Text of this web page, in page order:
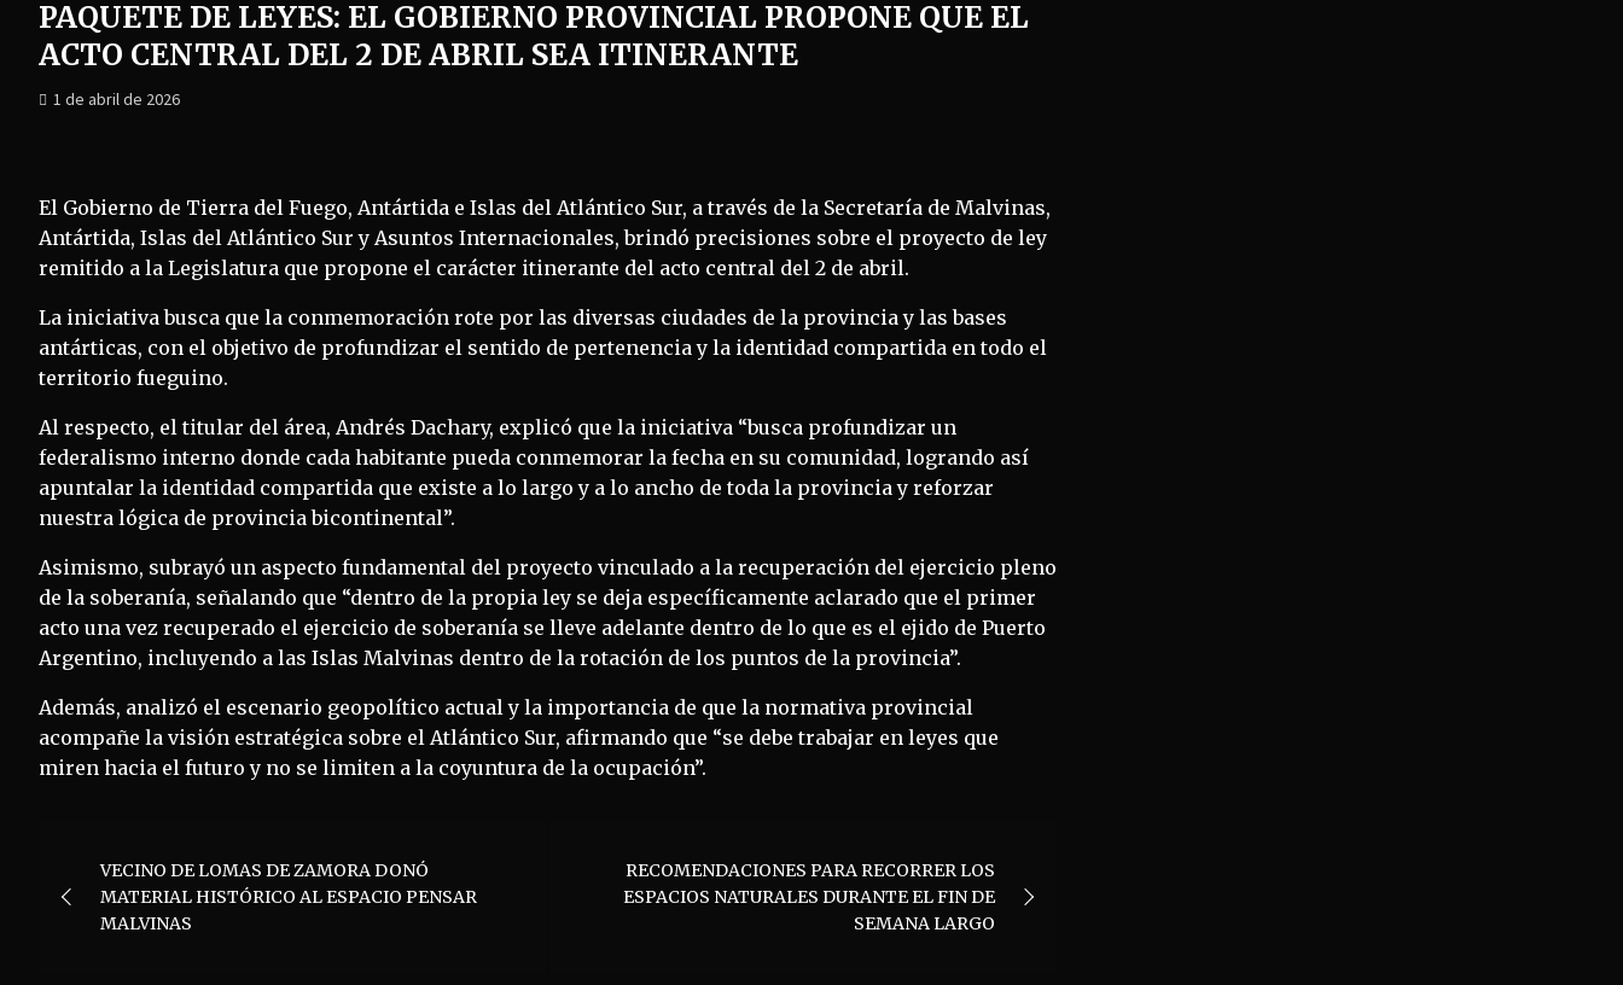
PAQUETE DE LEYES: EL GOBIERNO PROVINCIAL PROPONE QUE EL
ACTO CENTRAL DEL 2 DE ABRIL SEA ITINERANTE
1 de abril de 2026
El Gobierno de Tierra del Fuego, Antártida e Islas del Atlántico Sur, a través de la Secretaría de Malvinas,
Antártida, Islas del Atlántico Sur y Asuntos Internacionales, brindó precisiones sobre el proyecto de ley
remitido a la Legislatura que propone el carácter itinerante del acto central del 2 de abril.
La iniciativa busca que la conmemoración rote por las diversas ciudades de la provincia y las bases
antárticas, con el objetivo de profundizar el sentido de pertenencia y la identidad compartida en todo el
territorio fueguino.
Al respecto, el titular del área, Andrés Dachary, explicó que la iniciativa “busca profundizar un
federalismo interno donde cada habitante pueda conmemorar la fecha en su comunidad, logrando así
apuntalar la identidad compartida que existe a lo largo y a lo ancho de toda la provincia y reforzar
nuestra lógica de provincia bicontinental”.
Asimismo, subrayó un aspecto fundamental del proyecto vinculado a la recuperación del ejercicio pleno
de la soberanía, señalando que “dentro de la propia ley se deja específicamente aclarado que el primer
acto una vez recuperado el ejercicio de soberanía se lleve adelante dentro de lo que es el ejido de Puerto
Argentino, incluyendo a las Islas Malvinas dentro de la rotación de los puntos de la provincia”.
Además, analizó el escenario geopolítico actual y la importancia de que la normativa provincial
acompañe la visión estratégica sobre el Atlántico Sur, afirmando que “se debe trabajar en leyes que
miren hacia el futuro y no se limiten a la coyuntura de la ocupación”.
de
entradas
VECINO DE LOMAS DE ZAMORA DONÓ
MATERIAL HISTÓRICO AL ESPACIO PENSAR
MALVINAS
RECOMENDACIONES PARA RECORRER LOS
ESPACIOS NATURALES DURANTE EL FIN DE
SEMANA LARGO